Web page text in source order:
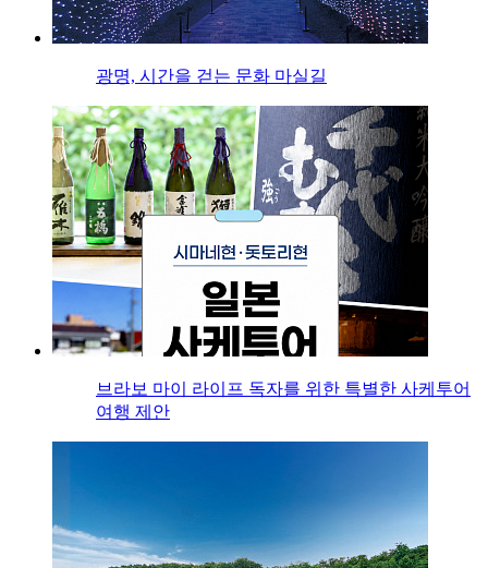
광명, 시간을 걷는 문화 마실길
브라보 마이 라이프 독자를 위한 특별한 사케투어
여행 제안